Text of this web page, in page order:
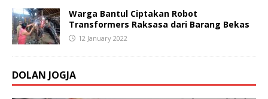
Warga Bantul Ciptakan Robot
Transformers Raksasa dari Barang Bekas
12 January 2022
DOLAN JOGJA